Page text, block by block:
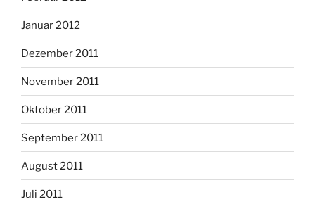
Januar 2012
Dezember 2011
November 2011
Oktober 2011
September 2011
August 2011
Juli 2011